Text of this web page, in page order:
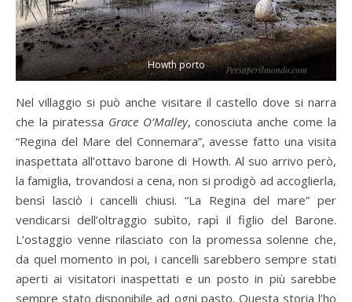
Howth porto
Nel villaggio si può anche visitare il castello dove si narra
che la piratessa Grace O’Malley, conosciuta anche come la
“Regina del Mare del Connemara”, avesse fatto una visita
inaspettata all’ottavo barone di Howth. Al suo arrivo però,
la famiglia, trovandosi a cena, non si prodigò ad accoglierla,
bensì lasciò i cancelli chiusi. “La Regina del mare” per
vendicarsi dell’oltraggio subìto, rapì il figlio del Barone.
L’ostaggio venne rilasciato con la promessa solenne che,
da quel momento in poi, i cancelli sarebbero sempre stati
aperti ai visitatori inaspettati e un posto in più sarebbe
sempre stato disponibile ad ogni pasto. Questa storia l’ho